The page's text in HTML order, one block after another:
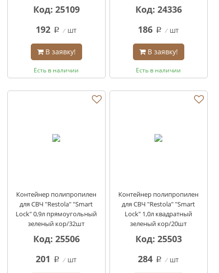
Код: 25109
192 q шт
В заявку!
Есть в наличии
Код: 24336
186 q шт
В заявку!
Есть в наличии
Контейнер полипропилен
для СВЧ "Restola" "Smart
Lock" 0,9л прямоугольный
зеленый кор/32шт
Код: 25506
201
q шт
Контейнер полипропилен
для СВЧ "Restola" "Smart
Lock" 1,0л квадратный
зеленый кор/20шт
Код: 25503
284 q шт